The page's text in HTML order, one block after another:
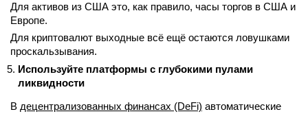
Для активов из США это, как правило, часы торгов в США и
Европе.
Для криптовалют выходные всё ещё остаются ловушками
проскальзывания.
Используйте платформы с глубокими пулами
ликвидности
В децентрализованных финансах (DeFi) автоматические